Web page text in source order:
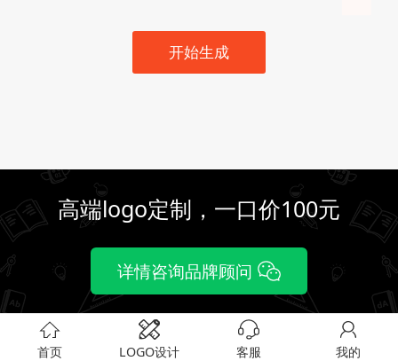
开始生成
高端logo定制，一口价100元
详情咨询品牌顾问
首页 LOGO设计 客服 我的